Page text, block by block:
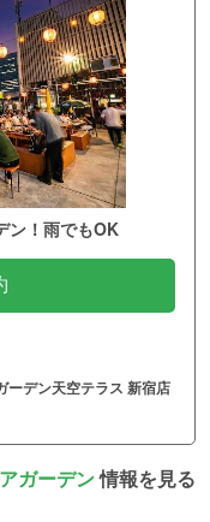
ン！雨でもOK
ーデン天空テラス 新宿店
ガーデン情報を見る